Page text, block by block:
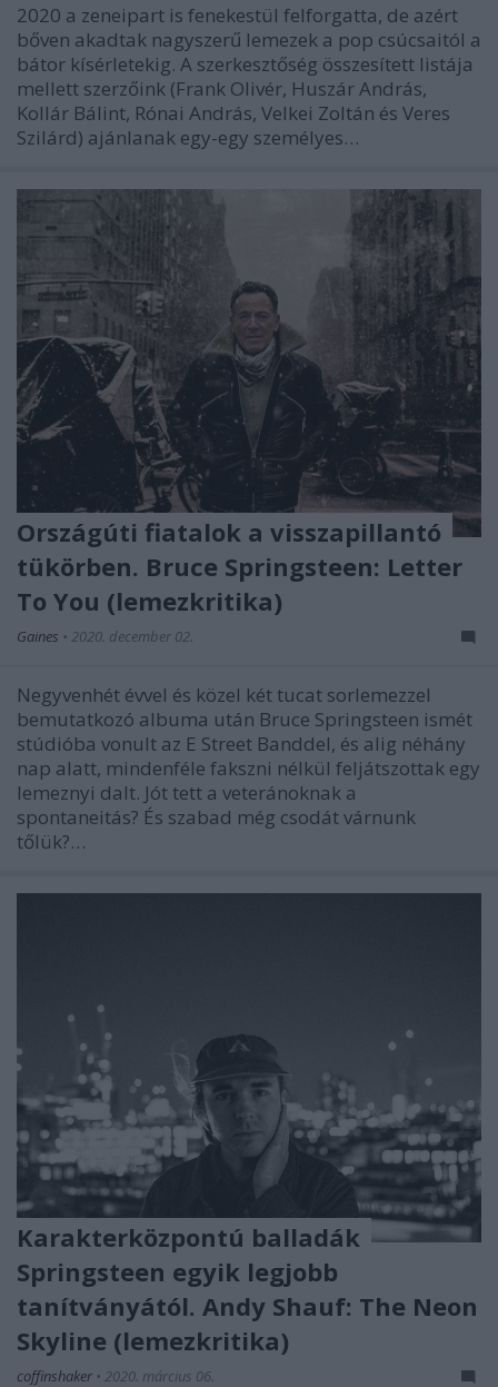
2020 a zeneipart is fenekestül felforgatta, de azért
bőven akadtak nagyszerű lemezek a pop csúcsaitól a
bátor kísérletekig. A szerkesztőség összesített listája
mellett szerzőink (Frank Olivér, Huszár András,
Kollár Bálint, Rónai András, Velkei Zoltán és Veres
Szilárd) ajánlanak egy-egy személyes…
Országúti fiatalok a visszapillantó
tükörben. Bruce Springsteen: Letter
To You (lemezkritika)
Gaines • 2020. december 02.
Negyvenhét évvel és közel két tucat sorlemezzel
bemutatkozó albuma után Bruce Springsteen ismét
stúdióba vonult az E Street Banddel, és alig néhány
nap alatt, mindenféle fakszni nélkül feljátszottak egy
lemeznyi dalt. Jót tett a veteránoknak a
spontaneitás? És szabad még csodát várnunk
tőlük?…
Karakterközpontú balladák
Springsteen egyik legjobb
tanítványától. Andy Shauf: The Neon
Skyline (lemezkritika)
coffinshaker • 2020. március 06.